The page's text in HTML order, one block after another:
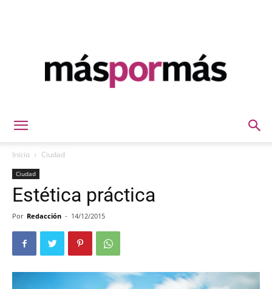
Inicio Ciudad
Ciudad
Estética práctica
Por Redacción - 14/12/2015